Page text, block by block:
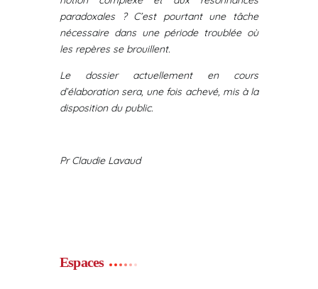
paradoxales ? C’est pourtant une tâche
nécessaire dans une période troublée où
les repères se brouillent.
Le dossier actuellement en cours
d’élaboration sera, une fois achevé, mis à la
disposition du public.
Pr Claudie Lavaud
Espaces